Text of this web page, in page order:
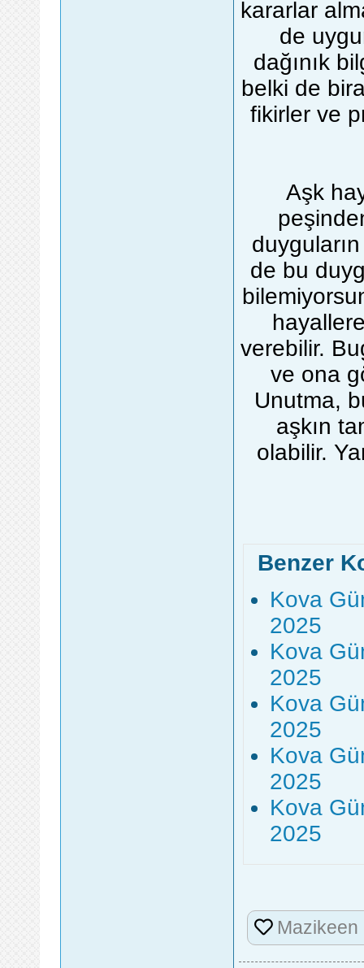
kararlar
de
dağınık
belki de
fikirler ve
Aşk
de bu
verebilir.
ve ona
Unutma,
aşkın
olabilir.
Benzer
Kova
2025
Kova
2025
Kova
2025
Kova
2025
Kova
2025
Mazikeen